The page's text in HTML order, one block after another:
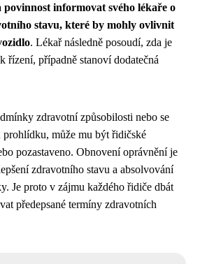
povinnost informovat svého lékaře o
stavu, které by mohly ovlivnit
. Lékař následně posoudí, zda je
řízení, případně stanoví dodatečná
zdravotní způsobilosti nebo se
prohlídku, může mu být řidičské
pozastaveno. Obnovení oprávnění je
zdravotního stavu a absolvování
Je proto v zájmu každého řidiče dbát
předepsané termíny zdravotních